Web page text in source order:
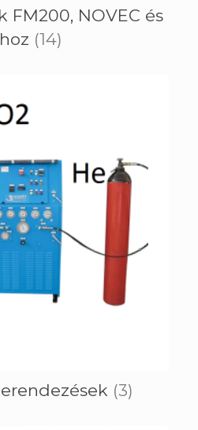
FM200, NOVEC és
(14)
(3)